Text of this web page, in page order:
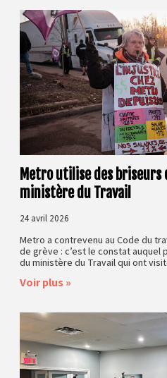
Metro utilise des briseurs
ministère du Travail
24 avril 2026
Metro a contrevenu au Code du
de grève : c’est le constat auquel
du ministère du Travail qui ont
Voir plus »